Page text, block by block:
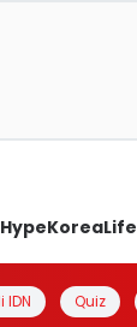
HypeKoreaLife
IDN Quiz